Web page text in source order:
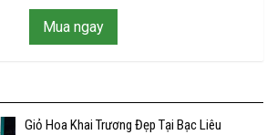
Mua ngay
Giỏ Hoa Khai Trương Đẹp Tại Bạc Liêu